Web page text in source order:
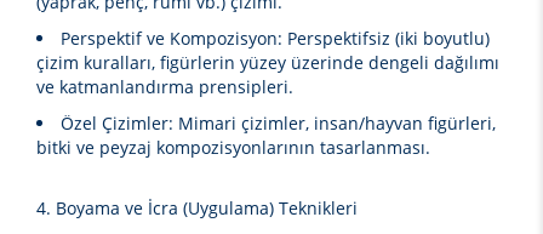
Perspektif ve Kompozisyon: Perspektifsiz (iki boyutlu)
çizim kuralları, figürlerin yüzey üzerinde dengeli dağılımı
ve katmanlandırma prensipleri.
Özel Çizimler: Mimari çizimler, insan/hayvan figürleri,
bitki ve peyzaj kompozisyonlarının tasarlanması.
4. Boyama ve İcra (Uygulama) Teknikleri